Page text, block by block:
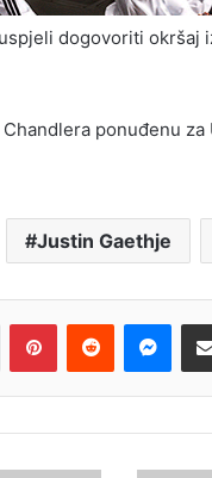
uspjeli dogovoriti okršaj
ponuđenu
Justin Gaethje
Tumblr PinterestReddit